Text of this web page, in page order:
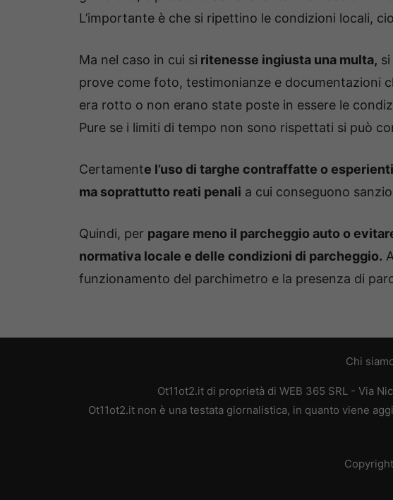
L’importante è che si ripettino le condizioni locali,
Ma nel caso in cui si ritenesse ingiusta una multa,
prove come foto, testimonianze e documentazioni
era rotto o non erano state poste in essere le
Pure se i limiti di tempo non sono rispettati si può
Certamente l’uso di targhe contraffatte o
ma soprattutto reati penali a cui conseguono
Quindi, per pagare meno il parcheggio auto o
normativa locale e delle condizioni di parcheggio.
funzionamento del parchimetro e la presenza di
Chi
Ot11ot2.it di proprietà di WEB 365 SRL - Via
Ot11ot2.it non è una testata giornalistica, in quanto viene